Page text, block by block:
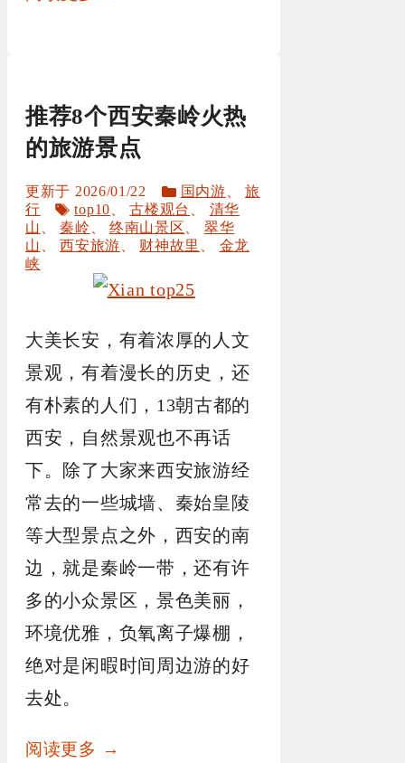
推荐8个西安秦岭火热
的旅游景点
2026/01/22
分
类
国内游 、旅
行
标
签
top10 、古楼观台
清华
山
、秦岭 终南山景区
翠华
山
、西安旅游 财神故里
金龙
峡
大美长安，有着浓厚的人文
景观，有着漫长的历史，还
有朴素的人们，13朝古都的
西安，自然景观也不再话
下。除了大家来西安旅游经
常去的一些城墙、秦始皇陵
等大型景点之外，西安的南
边，就是秦岭一带，还有许
多的小众景区，景色美丽，
环境优雅，负氧离子爆棚，
绝对是闲暇时间周边游的好
去处。
阅读更多 →